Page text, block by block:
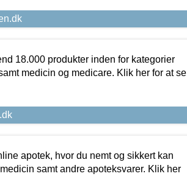
18.000 produkter inden for kategorier
medicin og medicare. Klik her for at se
apotek, hvor du nemt og sikkert kan
samt andre apoteksvarer. Klik her